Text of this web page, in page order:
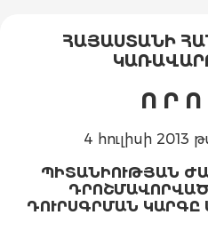
ՀԱՅԱՍՏԱՆԻ
Ո Ր Ո
4 հուլիսի
ՊԻՏԱՆԻՈՒԹՅԱՆ
ԴՈՒՐՍԳՐՄԱՆ ԿԱՐԳԸ